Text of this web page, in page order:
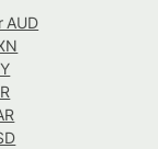
AUD